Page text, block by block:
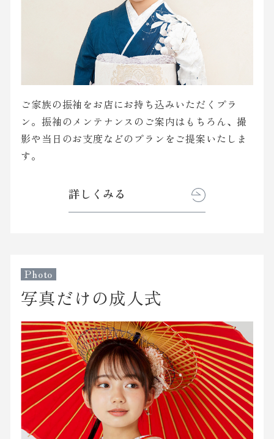
ご家族の振袖をお店にお持ち込みいただくプラ
ン。振袖のメンテナンスのご案内はもちろん、撮
影や当日のお支度などのプランをご提案いたしま
す。
詳しくみる
Photo
写真だけの成人式